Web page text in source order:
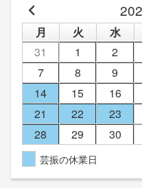
月 火 水
31
1 2
7
8 9
14
15 16
21
22 23
28
29 30
芸振の休業日